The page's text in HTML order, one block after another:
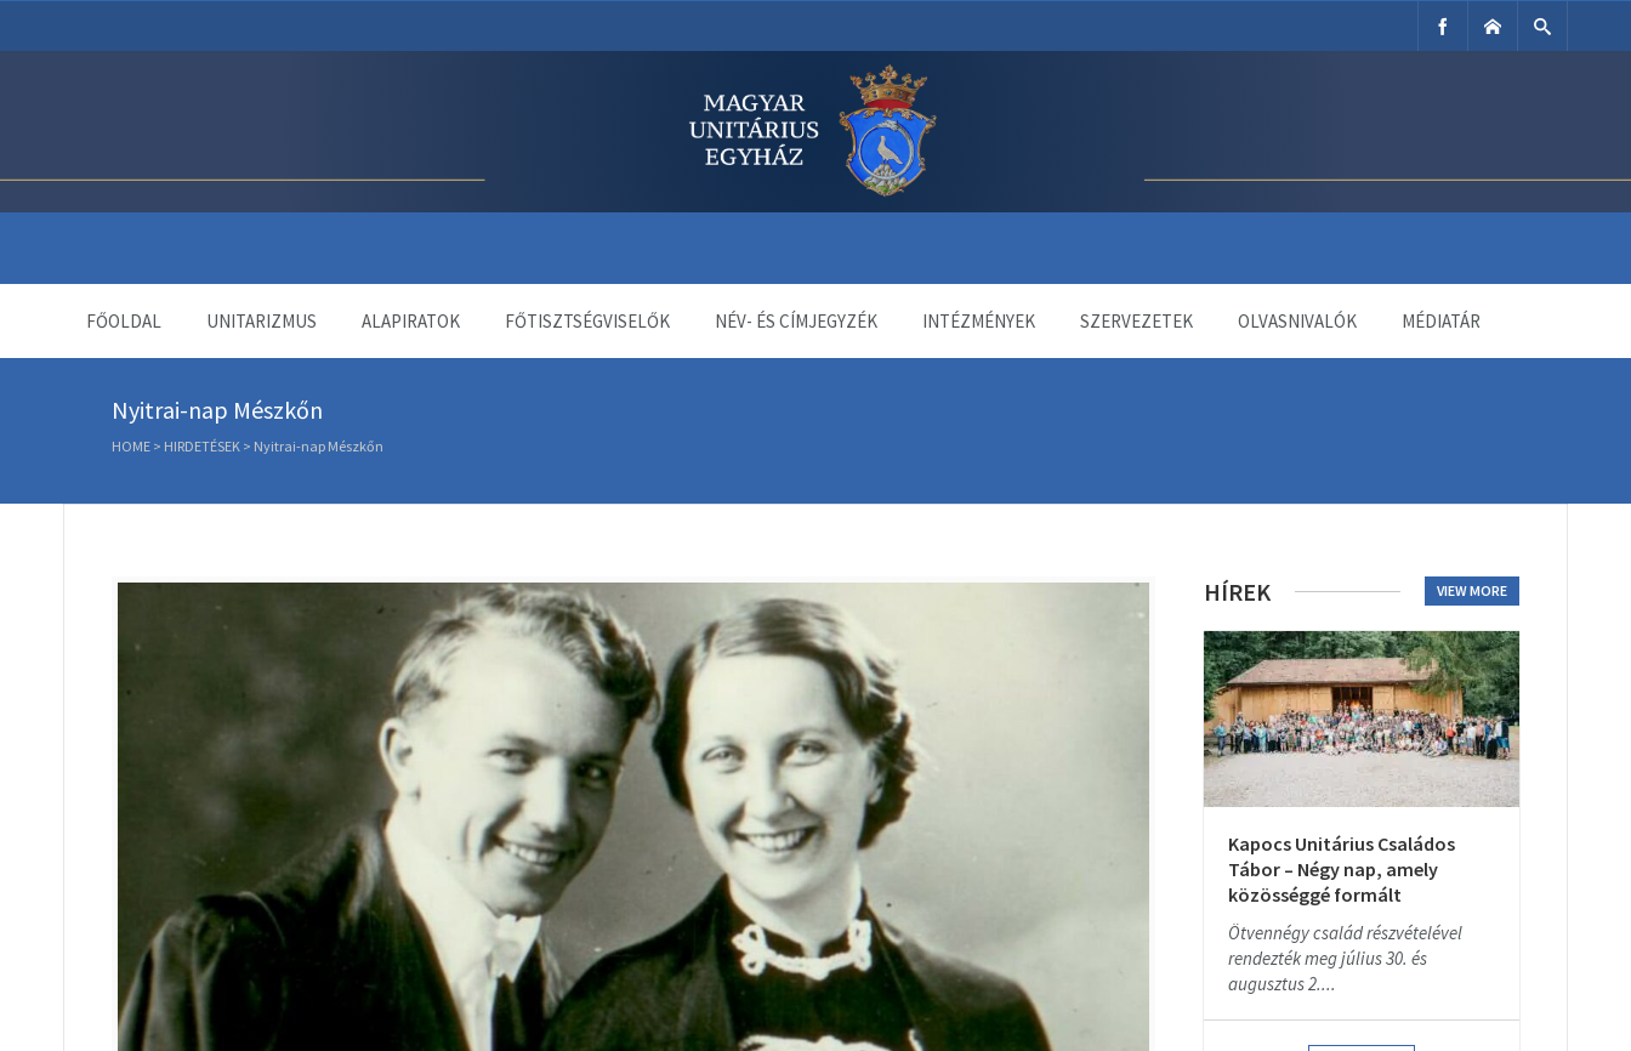
FŐOLDAL UNITARIZMUS ALAPIRATOK FŐTISZTSÉGVISELŐK NÉV- ÉS CÍMJEGYZÉK INTÉZMÉNYEK SZERVEZETEK OLVASNIVALÓK MÉDIATÁR
Nyitrai-nap Mészkőn
HOME > HIRDETÉSEK > Nyitrai-nap Mészkőn
HÍREK VIEW MORE
Kapocs Unitárius Családos
Tábor – Négy nap, amely
közösséggé formált
Ötvennégy család részvételével
rendezték meg július 30. és
augusztus 2....